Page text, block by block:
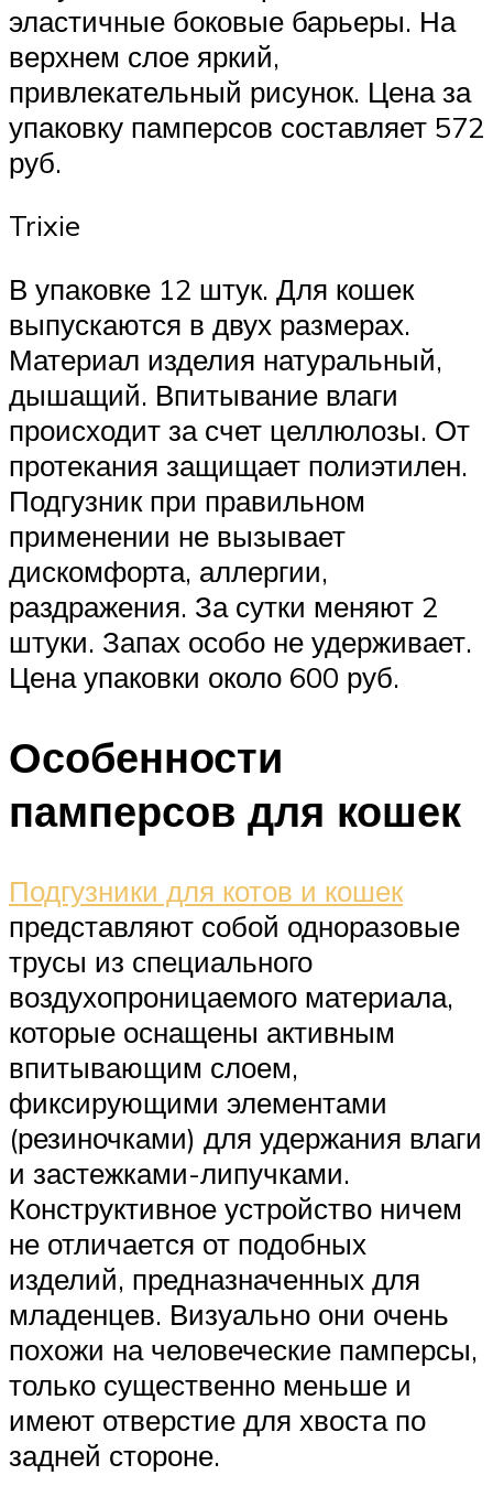
эластичные боковые барьеры. На
верхнем слое яркий,
привлекательный рисунок. Цена за
упаковку памперсов составляет 572
руб.
Trixie
В упаковке 12 штук. Для кошек
выпускаются в двух размерах.
Материал изделия натуральный,
дышащий. Впитывание влаги
происходит за счет целлюлозы. От
протекания защищает полиэтилен.
Подгузник при правильном
применении не вызывает
дискомфорта, аллергии,
раздражения. За сутки меняют 2
штуки. Запах особо не удерживает.
Цена упаковки около 600 руб.
Особенности
памперсов для кошек
Подгузники для котов и кошек
представляют собой одноразовые
трусы из специального
воздухопроницаемого материала,
которые оснащены активным
впитывающим слоем,
фиксирующими элементами
(резиночками) для удержания влаги
и застежками-липучками.
Конструктивное устройство ничем
не отличается от подобных
изделий, предназначенных для
младенцев. Визуально они очень
похожи на человеческие памперсы,
только существенно меньше и
имеют отверстие для хвоста по
задней стороне.